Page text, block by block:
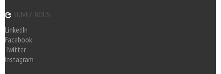
SUIVEZ-NOUS
LinkedIn
Facebook
Twitter
Instagram